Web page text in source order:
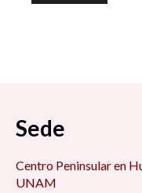
Sede
Centro Peninsular en
UNAM